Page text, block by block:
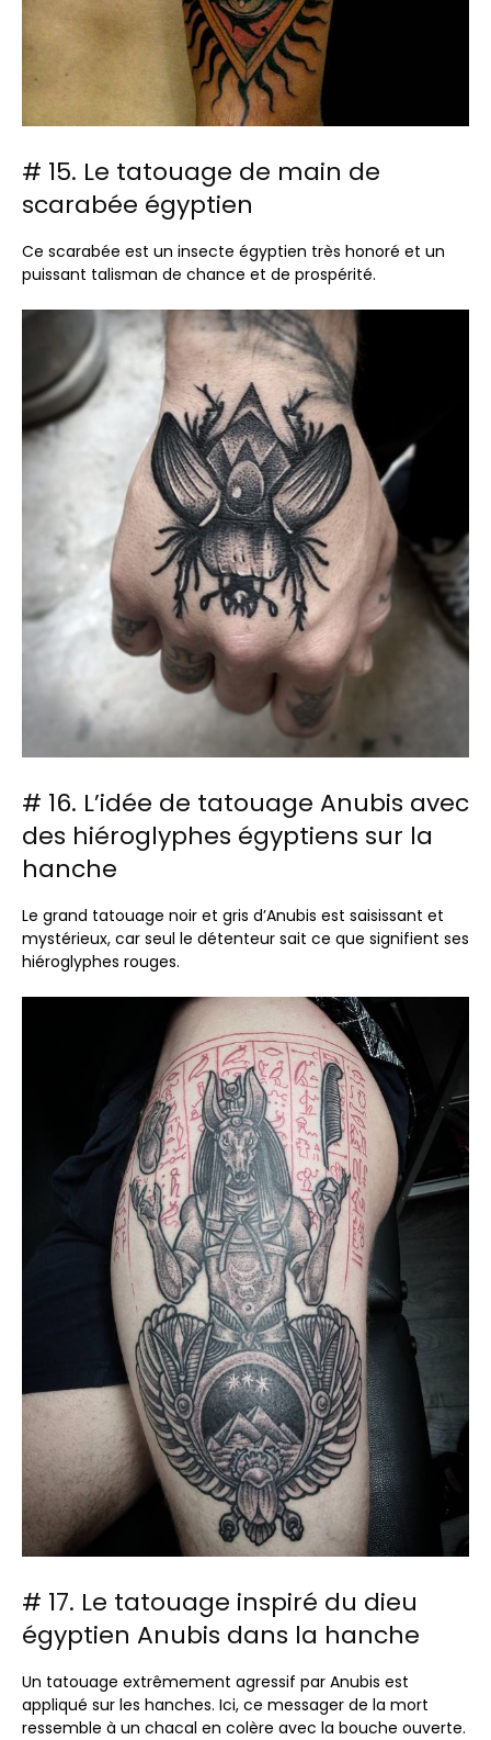
# 15. Le tatouage de main de
scarabée égyptien
Ce scarabée est un insecte égyptien très honoré et un
puissant talisman de chance et de prospérité.
# 16. L’idée de tatouage Anubis avec
des hiéroglyphes égyptiens sur la
hanche
Le grand tatouage noir et gris d’Anubis est saisissant et
mystérieux, car seul le détenteur sait ce que signifient ses
hiéroglyphes rouges.
# 17. Le tatouage inspiré du dieu
égyptien Anubis dans la hanche
Un tatouage extrêmement agressif par Anubis est
appliqué sur les hanches. Ici, ce messager de la mort
ressemble à un chacal en colère avec la bouche ouverte.